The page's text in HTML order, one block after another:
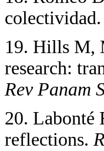
19. Hills M,
research:
Rev Panam
20. Labonté
reflections.